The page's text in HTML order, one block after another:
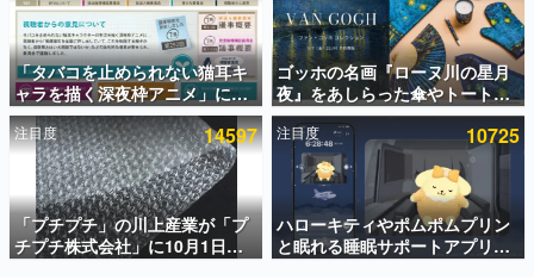
ゲームの企画書
名作ゲームクリエイターの方々に製作時のエピソードをお
聞きし、ヒットする企画（ゲーム）とは何か？を探ってい
きます。
赫本
この物語を解いてはいけない。『赫本』は、〈試験問題〉
の形をした短編ホラー小説集です。
新世代に訊く
これからのデジタルゲーム市場を担う若きクリエイター達
の姿を追い、彼らのルーツと情熱を探っていきます。
「タバコを止められない猫耳キ
ャラを描く深夜枠アニメ」に視
聴者の一部から批判意見。違法
薬物の使用と思しき描写も含め
て、BPOが議論を交わす
ゴッホの名画『ローヌ川の星月
夜』をあしらった傘やトートバ
ッグなどが登場。8月7日21時よ
り2日間限定で予約販売
注目度 14597
「プチプチ」の川上産業が「プ
チプチ株式会社」に10月1日よ
り社名変更へ。創業58年で初め
注目度 10725
ハローキティやポムポムプリン
と眠れる睡眠サポートアプリ
『ゆめたび』が配信中。キャラ